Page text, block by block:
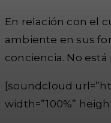
En relación con el
ambiente en sus
conciencia. No
[soundcloud
width=”100%”